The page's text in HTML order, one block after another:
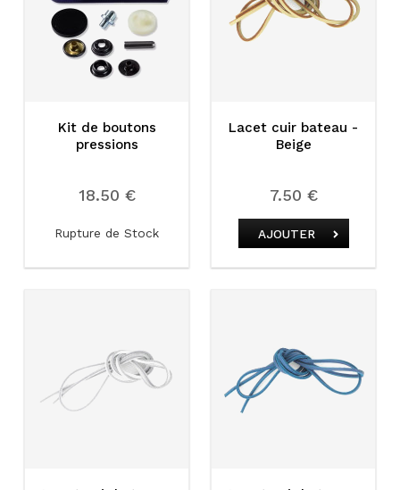
Kit de boutons
pressions
18.50 €
Rupture de Stock
Lacet cuir bateau -
Beige
7.50 €
AJOUTER